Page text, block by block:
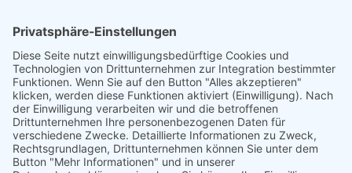
„Staubsches Haus“
Untere Sandstraße 30
96049 Bamberg
Tel: +49 (0) 951 67600